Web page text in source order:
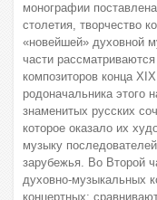
монографии
столетия, творчество
«новейшей» духовной
части
композиторов конца
родоначальника этого
знаменитых русских
которое оказало их
музыку
зарубежья. Во Второй
духовно-музыкальных
концертных;